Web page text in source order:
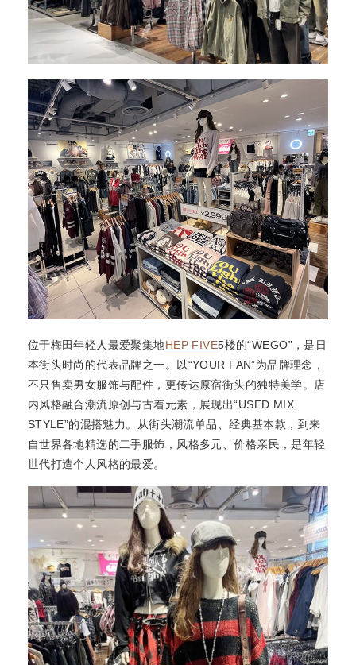
位于梅田年轻人最爱聚集地HEP FIVE5楼的“WEGO”，是日
本街头时尚的代表品牌之一。以“YOUR FAN”为品牌理念，
不只售卖男女服饰与配件，更传达原宿街头的独特美学。店
内风格融合潮流原创与古着元素，展现出“USED MIX
STYLE”的混搭魅力。从街头潮流单品、经典基本款，到来
自世界各地精选的二手服饰，风格多元、价格亲民，是年轻
世代打造个人风格的最爱。